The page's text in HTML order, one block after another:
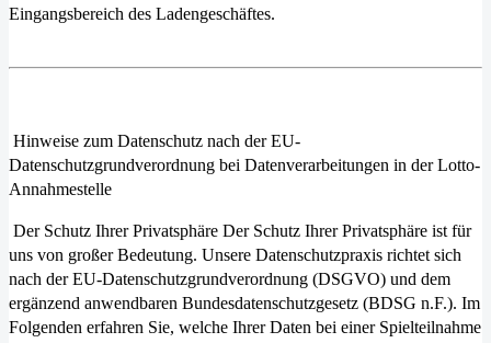
Eingangsbereich des Ladengeschäftes.
Hinweise zum Datenschutz nach der EU-
Datenschutzgrundverordnung bei Datenverarbeitungen in der Lotto-
Annahmestelle
Der Schutz Ihrer Privatsphäre Der Schutz Ihrer Privatsphäre ist für
uns von großer Bedeutung. Unsere Datenschutzpraxis richtet sich
nach der EU-Daten­schutzgrundverordnung (DSGVO) und dem
ergänzend anwendbaren Bundesdatenschutzgesetz (BDSG n.F.). Im
Folgen­den erfahren Sie, welche Ihrer Daten bei einer Spielteilnahme